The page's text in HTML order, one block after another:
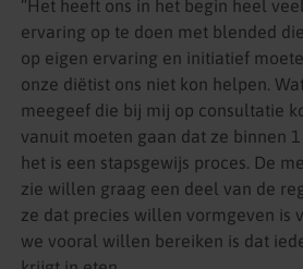
“Het heeft ons in het begin heel
ervaring op te doen met blended
op eigen ervaring en initiatief
onze diëtist ons niet kon helpen.
meegeef die bij mij op consultatie
vanuit moeten gaan dat ze binnen
het is een stapsgewijs proces. De
zie willen graag een deel van de
ze dat precies willen vormgeven is
we vooral willen bereiken is dat